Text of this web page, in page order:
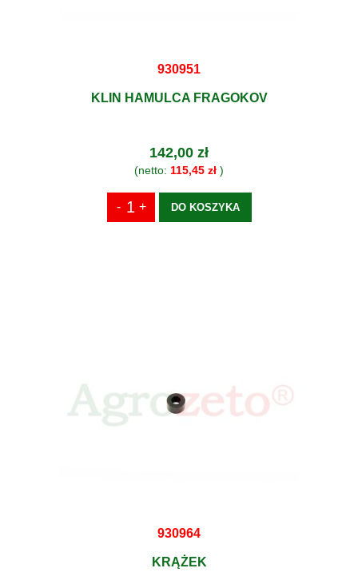
930951
KLIN HAMULCA FRAGOKOV
142,00 zł
(netto: 115,45 zł )
DO KOSZYKA
930964
KRĄŻEK